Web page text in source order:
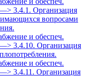
3.4.1. Организация
вопросами
и обеспеч.
3.4.10. Организация
и обеспеч.
3.4.11. Организация